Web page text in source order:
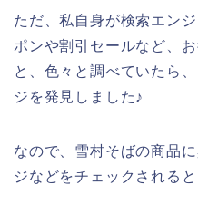
ただ、私自身が検索エン
ポンや割引セールなど、
と、色々と調べていたら
ジを発見しました♪
なので、雪村そばの商品
ジなどをチェックされる